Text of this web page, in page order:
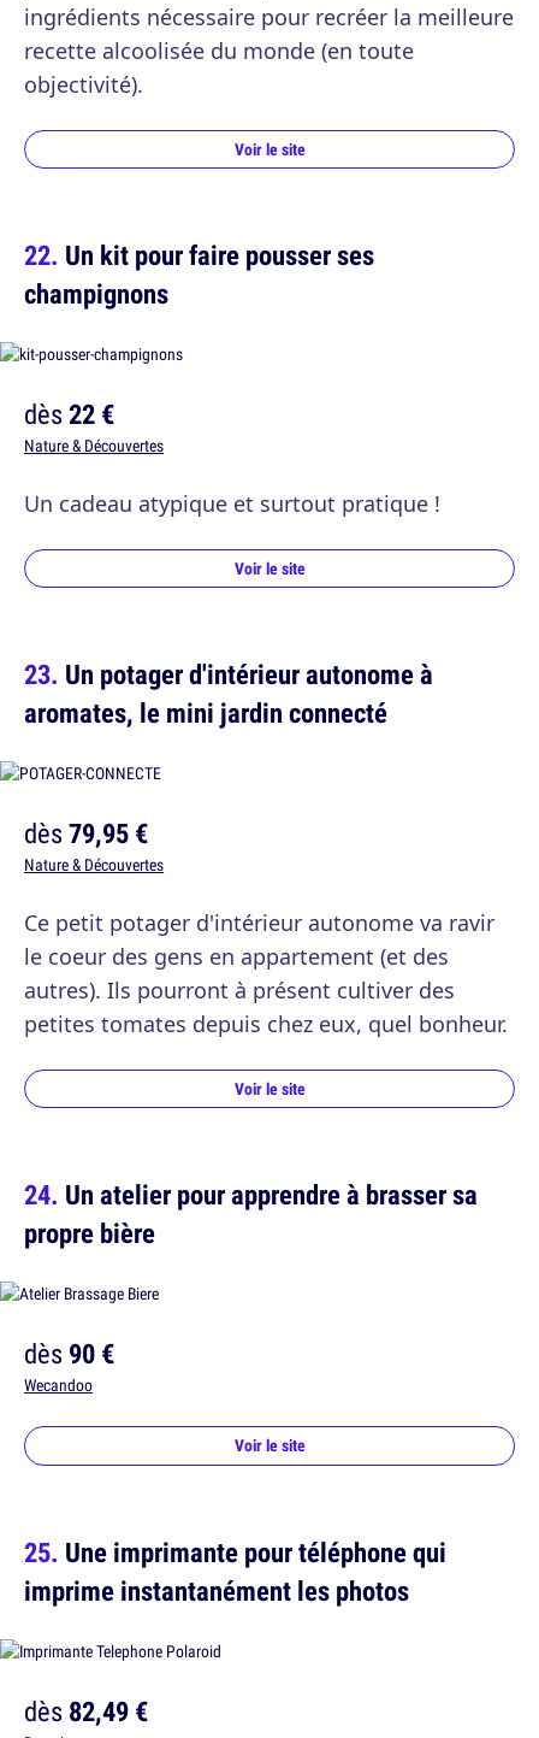
ingrédients nécessaire pour recréer la meilleure
recette alcoolisée du monde (en toute
objectivité).
Voir le site
Un kit pour faire pousser ses
champignons
dès22 €
Nature & Découvertes
Un cadeau atypique et surtout pratique !
Voir le site
Un potager d'intérieur autonome à
aromates, le mini jardin connecté
dès79,95 €
Nature & Découvertes
Ce petit potager d'intérieur autonome va ravir
le coeur des gens en appartement (et des
autres). Ils pourront à présent cultiver des
petites tomates depuis chez eux, quel bonheur.
Voir le site
Un atelier pour apprendre à brasser sa
propre bière
dès90 €
Wecandoo
Voir le site
Une imprimante pour téléphone qui
imprime instantanément les photos
dès82,49 €